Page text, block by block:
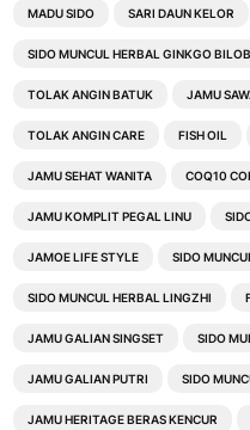
MADU SIDO SARI DAUN KELOR
SIDO MUNCUL HERBAL GINKGO
TOLAK ANGIN BATUK JAMU
TOLAK ANGIN CARE FISH OIL
JAMU SEHAT WANITA COQ10
JAMU KOMPLIT PEGAL LINU
JAMOE LIFE STYLE SIDO
SIDO MUNCUL HERBAL LINGZHI
JAMU GALIAN SINGSET SIDO
JAMU GALIAN PUTRI SIDO
JAMU HERITAGE BERAS KENCUR